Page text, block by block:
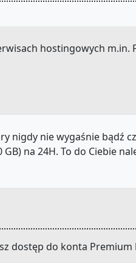
hostingowych m.in.
nigdy nie wygaśnie bądź
na 24H. To do Ciebie
dostęp do konta Premium